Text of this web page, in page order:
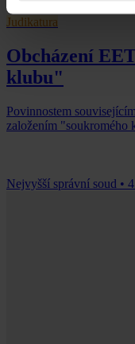
Judikatura
Obcházení
klubu"
Povinnostem
založením "soukromého
Nejvyšší správní soud •